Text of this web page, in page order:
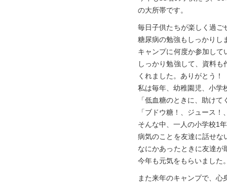
の大所帯です。
毎日子供たちが楽しく過ご
糖尿病の勉強もしっかりし
キャンプに何度か参加し
しっかり勉強して、資料
くれました。ありがとう！
私は毎年、幼稚園児、小学
「低血糖のときに、助け
「ブドウ糖！、ジュース
そんな中、一人の小学校1
病気のことを友達に話せな
なにかあったときに友達
今年も元気をもらいました
また来年のキャンプで、